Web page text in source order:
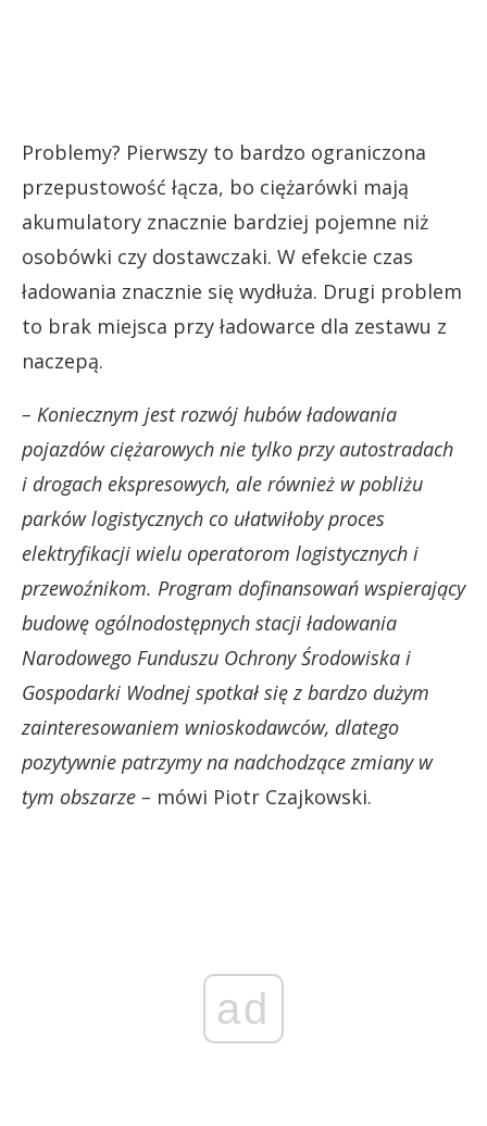
Problemy? Pierwszy to bardzo ograniczona
przepustowość łącza, bo ciężarówki mają
akumulatory znacznie bardziej pojemne niż
osobówki czy dostawczaki. W efekcie czas
ładowania znacznie się wydłuża. Drugi problem
to brak miejsca przy ładowarce dla zestawu z
naczepą.
– Koniecznym jest rozwój hubów ładowania
pojazdów ciężarowych nie tylko przy autostradach
i drogach ekspresowych, ale również w pobliżu
parków logistycznych co ułatwiłoby proces
elektryfikacji wielu operatorom logistycznych i
przewoźnikom. Program dofinansowań wspierający
budowę ogólnodostępnych stacji ładowania
Narodowego Funduszu Ochrony Środowiska i
Gospodarki Wodnej spotkał się z bardzo dużym
zainteresowaniem wnioskodawców, dlatego
pozytywnie patrzymy na nadchodzące zmiany w
tym obszarze – mówi Piotr Czajkowski.
ad